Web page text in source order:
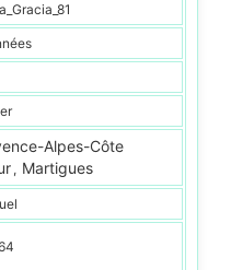
Alpes-Côte
, Martigues